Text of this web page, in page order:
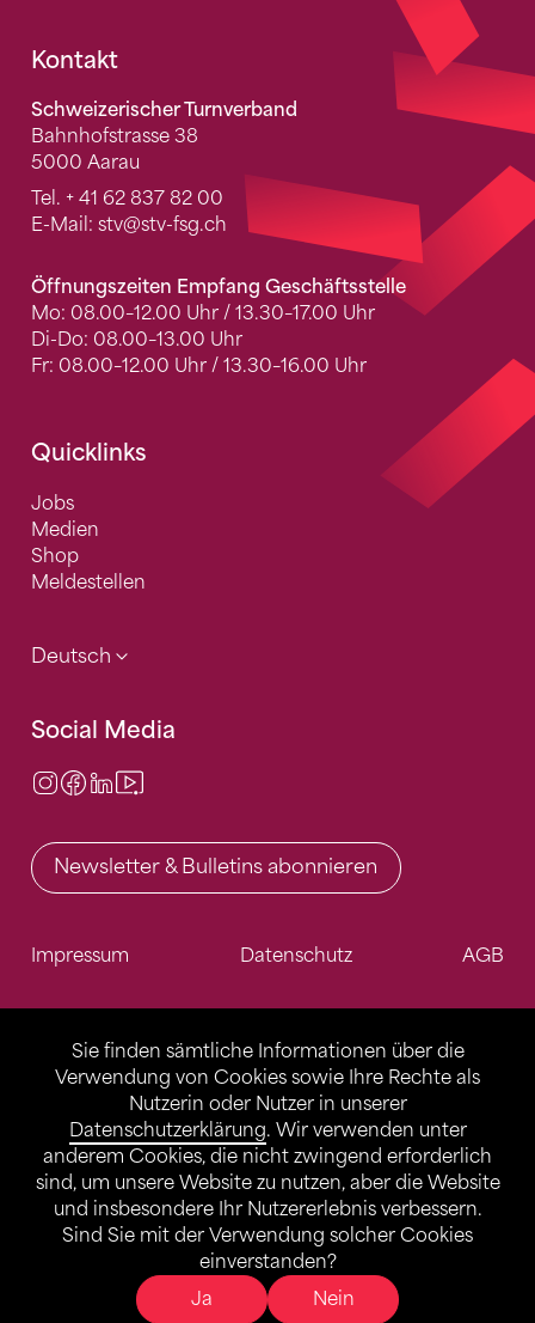
Sie finden sämtliche Informationen über die
Verwendung von Cookies sowie Ihre Rechte als
Nutzerin oder Nutzer in unserer
Datenschutzerklärung. Wir verwenden unter
anderem Cookies, die nicht zwingend erforderlich
sind, um unsere Website zu nutzen, aber die Website
und insbesondere Ihr Nutzererlebnis verbessern.
Sind Sie mit der Verwendung solcher Cookies
einverstanden?
Ja
Nein
Fusszeile
Kontakt
Schweizerischer Turnverband
Bahnhofstrasse 38
5000 Aarau
Tel. + 41 62 837 82 00
E-Mail: stv@stv-fsg.ch
Öffnungszeiten Empfang Geschäftsstelle
Mo: 08.00–12.00 Uhr / 13.30–17.00 Uhr
Di-Do: 08.00–13.00 Uhr
Fr: 08.00–12.00 Uhr / 13.30–16.00 Uhr
Quicklinks
Jobs
Medien
Shop
Meldestellen
Deutsch
Social Media
Instagram
Facebook
LinkedIn
Newsletter & Bulletins abonnieren
Impressum Datenschutz AGB